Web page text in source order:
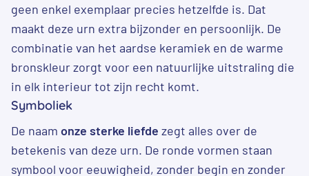
geen enkel exemplaar precies hetzelfde is. Dat
maakt deze urn extra bijzonder en persoonlijk. De
combinatie van het aardse keramiek en de warme
bronskleur zorgt voor een natuurlijke uitstraling die
in elk interieur tot zijn recht komt.
Symboliek
De naam onze sterke liefde zegt alles over de
betekenis van deze urn. De ronde vormen staan
symbool voor eeuwigheid, zonder begin en zonder